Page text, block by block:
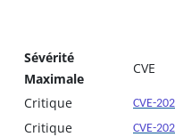
Sévérité
Maximale
CVE
Critique CVE-
Critique CVE-